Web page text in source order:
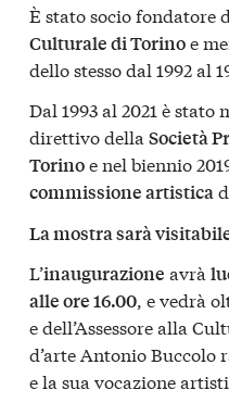
È stato socio fondatore
Culturale di Torinoe
dello stesso dal 1992 al
Dal 1993 al 2021 è
direttivo della Società
Torinoe nel biennio
commissione artistica
La mostra sarà
L’inaugurazione avrà
alle ore 16.00, e vedrà
e dell’Assessore alla
d’arte Antonio Buccolo
e la sua vocazione